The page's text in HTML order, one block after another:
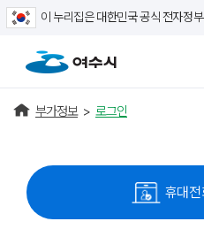
이 누리집은 대한민국 공식 전자정
부가정보 > 로그인
휴대